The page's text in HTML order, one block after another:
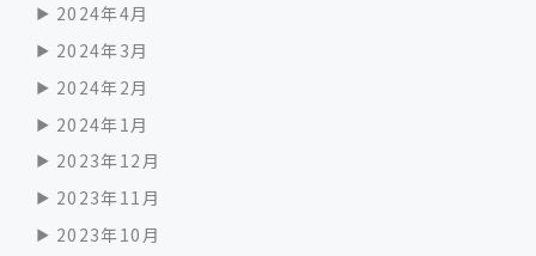
2024年4月
2024年3月
2024年2月
2024年1月
2023年12月
2023年11月
2023年10月